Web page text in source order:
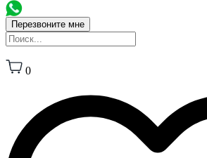
Перезвоните мне
0